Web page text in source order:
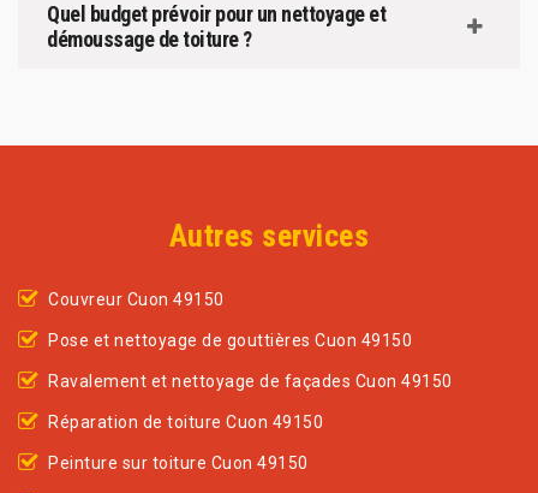
Quel budget prévoir pour un nettoyage et
démoussage de toiture ?
Autres services
Couvreur Cuon 49150
Pose et nettoyage de gouttières Cuon 49150
Ravalement et nettoyage de façades Cuon 49150
Réparation de toiture Cuon 49150
Peinture sur toiture Cuon 49150